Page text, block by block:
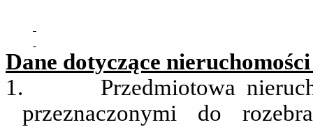
Dane dotyczące
1.
Przedmiotowa
przeznaczonymi do